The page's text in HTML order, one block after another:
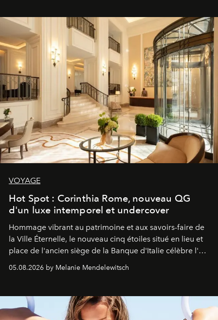
VOYAGE
Hot Spot : Corinthia Rome, nouveau QG
d'un luxe intemporel et undercover
Hommage vibrant au patrimoine et aux savoirs-faire de
la Ville Éternelle, le nouveau cinq étoiles situé en lieu et
place de l'ancien siège de la Banque d'Italie célèbre l'art
05.08.2026 by Melanie Mendelewitsch